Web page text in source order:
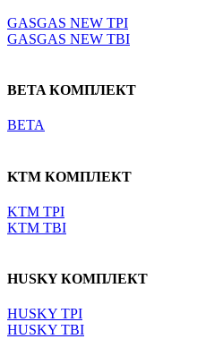
GASGAS NEW TPI
GASGAS NEW TBI
BETA КОМПЛЕКТ
BETA
KTM КОМПЛЕКТ
KTM TPI
KTM TBI
HUSKY КОМПЛЕКТ
HUSKY TPI
HUSKY TBI